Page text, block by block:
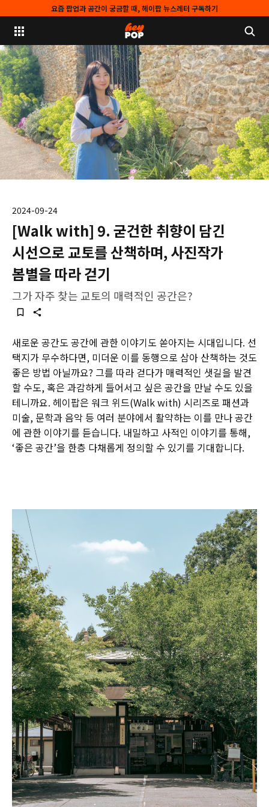
요즘 팝업과 공간이 궁금할 때, 헤이팝 뉴스레터 구독하기
2024-09-24
[Walk with] 9. 굳건한 취향이 담긴
시선으로 교토를 산책하며, 사진작가
봄별을 따라 걷기
그가 자주 찾는 교토의 매력적인 공간은?
새로운 공간도 공간에 관한 이야기도 쏟아지는 시대입니다. 선
택지가 무수하다면, 미더운 이를 동행으로 삼아 산책하는 것도
좋은 방법 아닐까요? 그를 따라 걷다가 매력적인 샛길을 발견
할 수도, 혹은 과감하게 들어서고 싶은 공간을 만날 수도 있을
테니까요. 헤이팝은 워크 위드(Walk with) 시리즈로 패션과
미술, 문학과 음악 등 여러 분야에서 활약하는 이를 만나 공간
에 관한 이야기를 듣습니다. 내밀하고 사적인 이야기를 통해,
‘좋은 공간’을 한층 다채롭게 정의할 수 있기를 기대합니다.